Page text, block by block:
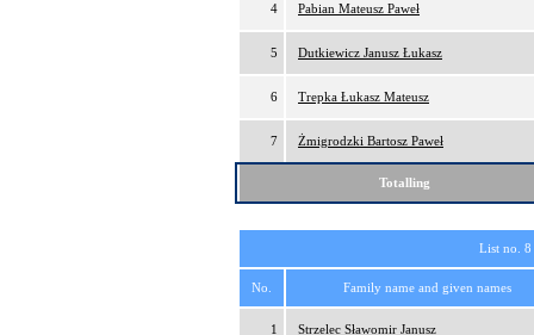
4 Pabian Mateusz Paweł
5 Dutkiewicz Janusz Łukasz
6 Trepka Łukasz Mateusz
7 Żmigrodzki Bartosz Paweł
Totalling
List no.
No. Family name and given names
1 Strzelec Sławomir Janusz